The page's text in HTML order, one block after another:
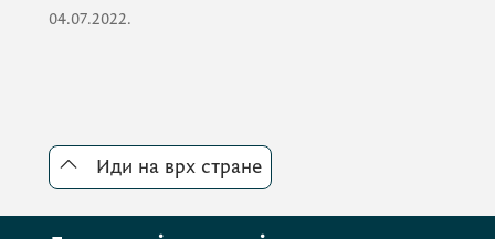
04.07.2022.
Иди на врх стране